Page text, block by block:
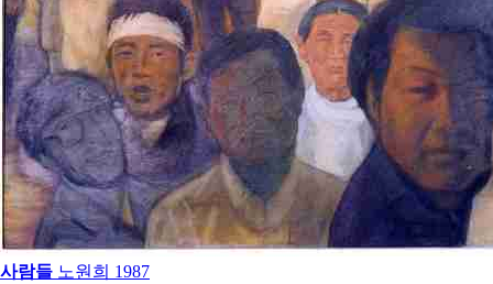
사람들 노원희 1987